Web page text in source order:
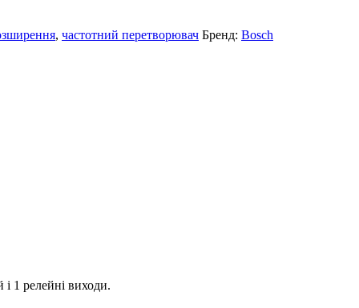
, частотний перетворювач Бренд: Bosch
1 релейні виходи.